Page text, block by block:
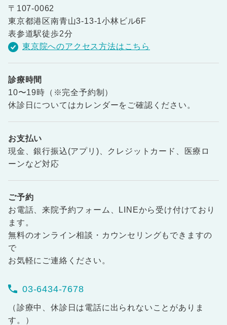
〒107-0062
東京都港区南青山3-13-1小林ビル6F
表参道駅徒歩2分
東京院へのアクセス方法はこちら
診療時間
10〜19時（※完全予約制）
休診日についてはカレンダーをご確認ください。
お支払い
現金、銀行振込(アプリ)、クレジットカード、医療ロ
ーンなど対応
ご予約
お電話、来院予約フォーム、LINEから受け付けており
ます。
無料のオンライン相談・カウンセリングもできますの
で
お気軽にご連絡ください。
03-6434-7678
（診療中、休診日は電話に出られないことがありま
す。）